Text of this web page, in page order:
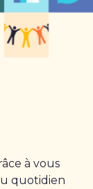
à vous
quotidien